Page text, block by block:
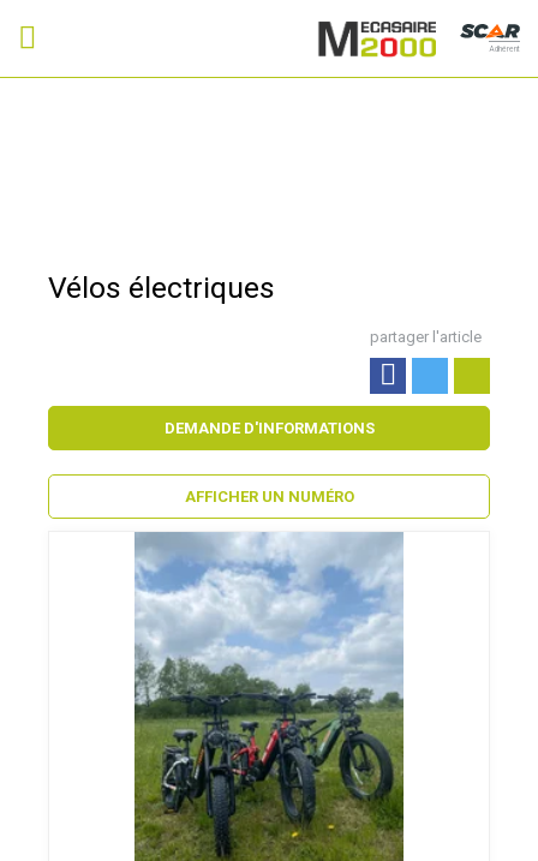
Adhérent
Vélos électriques
partager l'article
DEMANDE D'INFORMATIONS
AFFICHER UN NUMÉRO